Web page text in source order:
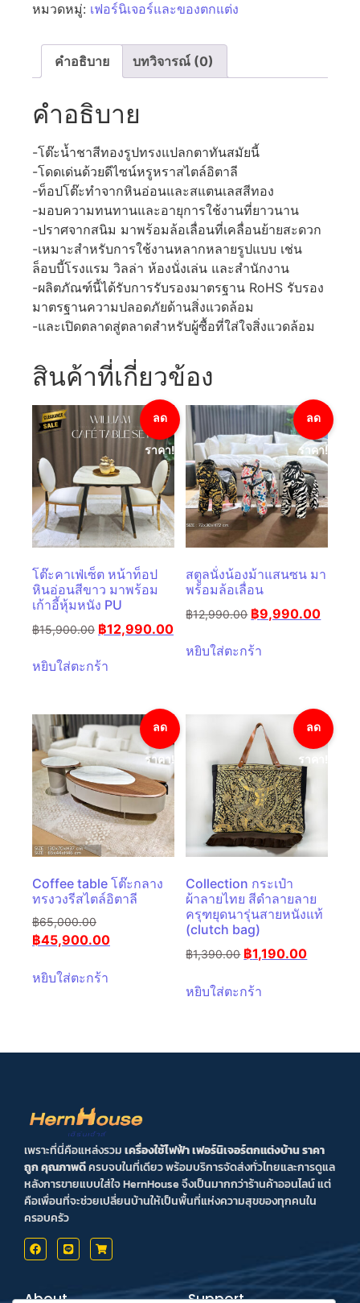
หมวดหมู่: เฟอร์นิเจอร์และของตกแต่ง
คำอธิบาย บทวิจารณ์ (0)
คำอธิบาย
-โต๊ะน้ำชาสีทองรูปทรงแปลกตาทันสมัยนี้
-โดดเด่นด้วยดีไซน์หรูหราสไตล์อิตาลี
-ท็อปโต๊ะทำจากหินอ่อนและสแตนเลสสีทอง
-มอบความทนทานและอายุการใช้งานที่ยาวนาน
-ปราศจากสนิม มาพร้อมล้อเลื่อนที่เคลื่อนย้ายสะดวก
-เหมาะสำหรับการใช้งานหลากหลายรูปแบบ เช่น
ล็อบบี้โรงแรม วิลล่า ห้องนั่งเล่น และสำนักงาน
-ผลิตภัณฑ์นี้ได้รับการรับรองมาตรฐาน RoHS รับรอง
มาตรฐานความปลอดภัยด้านสิ่งแวดล้อม
-และเปิดตลาดสู่ตลาดสำหรับผู้ซื้อที่ใส่ใจสิ่งแวดล้อม
สินค้าที่เกี่ยวข้อง
ลด
ราคา!
โต๊ะคาเฟ่เซ็ต หน้าท็อป
หินอ่อนสีขาว มาพร้อม
เก้าอี้หุ้มหนัง PU
฿15,900.00 ฿12,990.00
หยิบใส่ตะกร้า
ลด
ราคา!
สตูลนั่งน้องม้าแสนซน มา
พร้อมล้อเลื่อน
฿12,990.00 ฿9,990.00
หยิบใส่ตะกร้า
ลด
ราคา!
Coffee table โต๊ะกลาง
ทรงวงรีสไตล์อิตาลี
฿65,000.00
฿45,900.00
หยิบใส่ตะกร้า
ลด
ราคา!
Collection กระเป๋า
ผ้าลายไทย สีดำลายลาย
ครุฑยุดนารุ่นสายหนังแท้
(clutch bag)
฿1,390.00 ฿1,190.00
หยิบใส่ตะกร้า
เพราะที่นี่คือแหล่งรวมเครื่องใช้ไฟฟ้า เฟอร์นิเจอร์ตกแต่งบ้าน ราคา
ถูก คุณภาพดีครบจบในที่เดียว พร้อมบริการจัดส่งทั่วไทยและการดูแล
หลังการขายแบบใส่ใจ HernHouse จึงเป็นมากกว่าร้านค้าออนไลน์ แต่
คือเพื่อนที่จะช่วยเปลี่ยนบ้านให้เป็นพื้นที่แห่งความสุขของทุกคนใน
ครอบครัว
About Support